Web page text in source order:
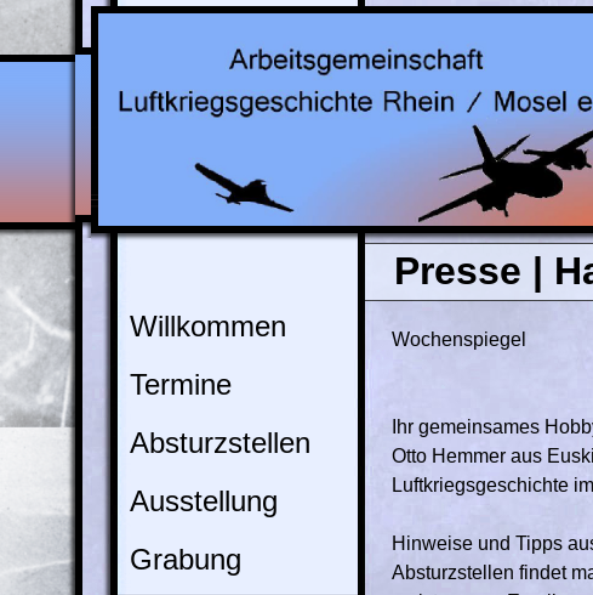
Willkommen
Termine
Absturzstellen
Ausstellung
Grabung
Presse |
Wochenspiegel
Ihr gemeinsames
Otto Hemmer aus
Luftkriegsgeschichte
Hinweise und Tipps
Absturzstellen findet